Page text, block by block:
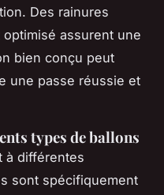
Des rainures
assurent une
bien conçu peut
une passe réussie et
types de ballons
à différentes
sont spécifiquement